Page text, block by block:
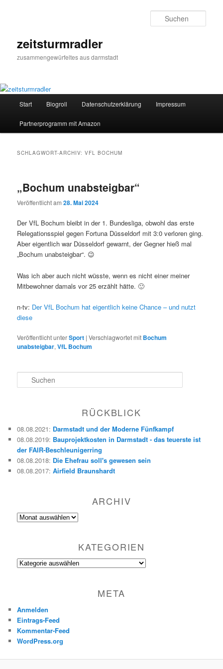
zeitsturmradler
zusammengewürfeltes aus darmstadt
Start Blogroll Datenschutzerklärung Impressum
Partnerprogramm mit Amazon
SCHLAGWORT-ARCHIV:VFL BOCHUM
„Bochum unabsteigbar“
Veröffentlicht am28. Mai 2024
Der VfL Bochum bleibt in der 1. Bundesliga, obwohl das erste
Relegationsspiel gegen Fortuna Düsseldorf mit 3:0 verloren ging.
Aber eigentlich war Düsseldorf gewarnt, der Gegner hieß mal
„Bochum unabsteigbar“. 😉
Was ich aber auch nicht wüsste, wenn es nicht einer meiner
Mitbewohner damals vor 25 erzählt hätte. 🙂
n-tv: Der VfL Bochum hat eigentlich keine Chance – und nutzt
diese
Veröffentlicht unterSport |Verschlagwortet mit Bochum
unabsteigbar,VfL Bochum
u
RÜCKBLICK
08.08.2021: Darmstadt und der Moderne Fünfkampf
08.08.2019: Bauprojektkosten in Darmstadt - das teuerste ist
der FAIR-Beschleunigerring
08.08.2018: Die Ehefrau soll's gewesen sein
08.08.2017:Airfield Braunshardt
ARCHIV
Archiv
KATEGORIEN
Kategorien
META
Anmelden
Eintrags-Feed
Kommentar-Feed
WordPress.org